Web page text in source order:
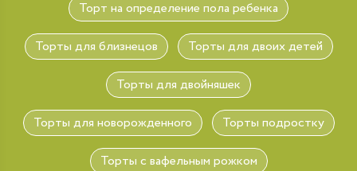
Торт на определение пола ребенка
Торты для близнецов Торты для двоих детей
Торты для двойняшек
Торты для новорожденного Торты подростку
Торты с вафельным рожком